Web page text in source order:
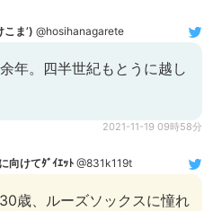
ま’) @hosihanagarete
年。四半世紀もとうに越し
2021-11-19 09時58分
向けてﾀﾞｲｴｯﾄ@831k119t
歳、ルーズソックスに憧れ